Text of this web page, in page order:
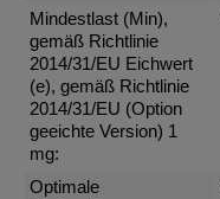
Mindestlast (Min),
gemäß Richtlinie
2014/31/EU Eichwert
(e), gemäß Richtlinie
2014/31/EU (Option
geeichte Version) 1
mg:
Optimale